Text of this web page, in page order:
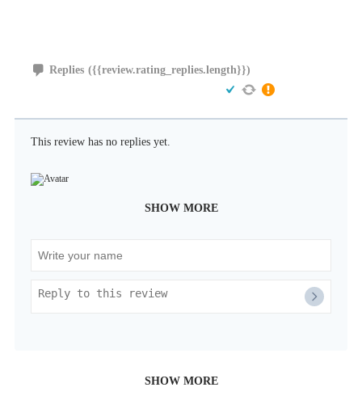
Replies ({{review.rating_replies.length}})
This review has no replies yet.
SHOW MORE
SHOW MORE